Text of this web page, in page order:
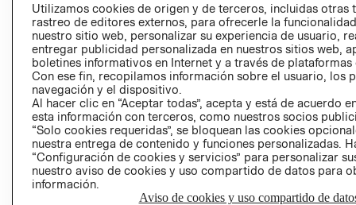
AVISO DE
PRIVACIDAD
GIFT CARD
Utilizamos cookies de origen y de terceros, incluidas otras
rastreo de editores externos, para ofrecerle la
nuestro sitio web, personalizar su experiencia de usuario,
entregar publicidad personalizada en nuestros sitios web,
boletines informativos en Internet y a través de plataformas
Con ese fin, recopilamos información sobre el usuario, los
navegación y el dispositivo.
Al hacer clic en “Aceptar todas”, acepta y está de acuerdo
esta información con terceros, como nuestros socios
“Solo cookies requeridas”, se bloquean las cookies
nuestra entrega de contenido y funciones personalizadas.
“Configuración de cookies y servicios” para personalizar
nuestro aviso de cookies y uso compartido de datos para
información.
Aviso de cookies y uso compartido de